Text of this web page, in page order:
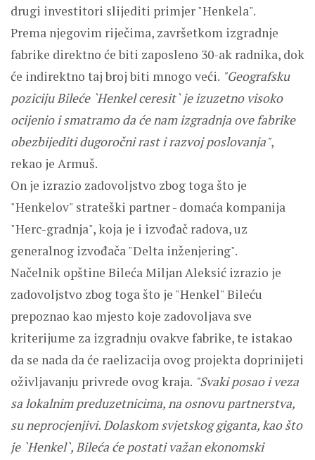
drugi investitori slijediti primjer "Henkela".
Prema njegovim riječima, završetkom izgradnje
fabrike direktno će biti zaposleno 30-ak radnika, dok
će indirektno taj broj biti mnogo veći. "Geografsku
poziciju Bileće `Henkel ceresit` je izuzetno visoko
ocijenio i smatramo da će nam izgradnja ove fabrike
obezbijediti dugoročni rast i razvoj poslovanja",
rekao je Armuš.
On je izrazio zadovoljstvo zbog toga što je
"Henkelov" strateški partner - domaća kompanija
"Herc-gradnja", koja je i izvođač radova, uz
generalnog izvođača "Delta inženjering".
Načelnik opštine Bileća Miljan Aleksić izrazio je
zadovoljstvo zbog toga što je "Henkel" Bileću
prepoznao kao mjesto koje zadovoljava sve
kriterijume za izgradnju ovakve fabrike, te istakao
da se nada da će raelizacija ovog projekta doprinijeti
oživljavanju privrede ovog kraja. "Svaki posao i veza
sa lokalnim preduzetnicima, na osnovu partnerstva,
su neprocjenjivi. Dolaskom svjetskog giganta, kao što
je `Henkel`, Bileća će postati važan ekonomski